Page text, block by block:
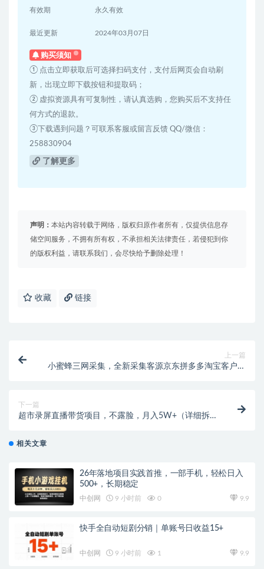
有效期 永久有效
最近更新 2024年03月07日
购买须知
① 点击立即获取后可选择扫码支付，支付后网页会自动刷
新，出现立即下载按钮和提取码；
② 虚拟资源具有可复制性，请认真选购，您购买后不支持任
何方式的退款。
③下载遇到问题？可联系客服或留言反馈 QQ/微信：
258830904
了解更多
声明： 本站内容转载于网络，版权归原作者所有，仅提供信息存
储空间服务，不拥有所有权，不承担相关法律责任，若侵犯到你
的版权利益，请联系我们，会尽快给予删除处理！
收藏 链接
上一篇
小蜜蜂三网采集，全新采集客源京东拼多多淘宝客户一
下一篇
超市录屏直播带货项目，不露脸，月入5W+（详细拆
相关文章
26年落地项目实践首推，一部手机，轻松日入
500+，长期稳定
中创网 9 小时前 0 9.9
快手全自动短剧分销｜单账号日收益15+
中创网 9 小时前 1 9.9